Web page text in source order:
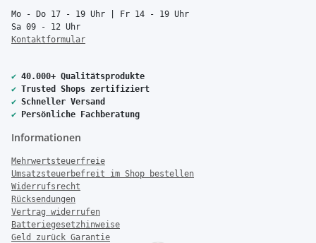
Mo - Do 17 - 19 Uhr | Fr 14 - 19 Uhr
Sa 09 - 12 Uhr
Kontaktformular
✔ 40.000+ Qualitätsprodukte
✔ Trusted Shops zertifiziert
✔ Schneller Versand
✔ Persönliche Fachberatung
Informationen
Mehrwertsteuerfreie
Umsatzsteuerbefreit im Shop bestellen
Widerrufsrecht
Rücksendungen
Vertrag widerrufen
Batteriegesetzhinweise
Geld zurück Garantie